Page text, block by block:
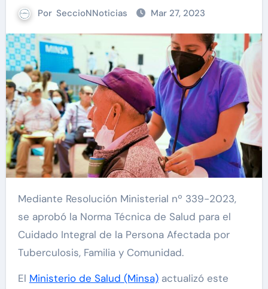
Por SeccioNNoticias Mar 27, 2023
Mediante Resolución Ministerial nº 339-2023,
se aprobó la Norma Técnica de Salud para el
Cuidado Integral de la Persona Afectada por
Tuberculosis, Familia y Comunidad.
El Ministerio de Salud (Minsa)actualizó este